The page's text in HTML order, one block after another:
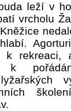
leží v
vrcholu
k rekreaci,
lyžařských